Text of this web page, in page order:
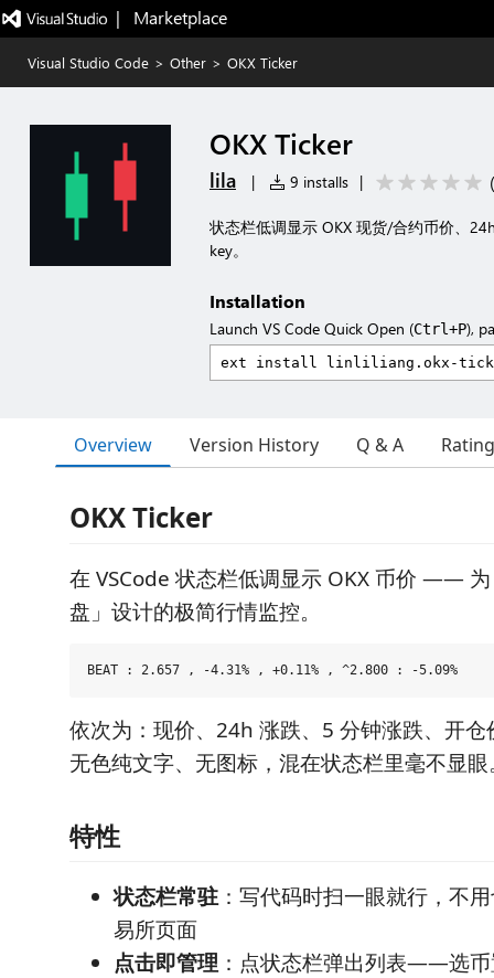
|   Marketplace
Visual Studio Code > Other > OKX Ticker
OKX Ticker
lila | 9 installs | (
状态栏低调显示 OKX 现货/合约币价、
key。
Installation
Launch VS Code Quick Open (Ctrl+P),
Overview Version History Q & A
OKX Ticker
在 VSCode 状态栏低调显示 OKX 币价 ——
盘」设计的极简行情监控。
依次为：现价、24h 涨跌、5 分钟涨跌、开
无色纯文字、无图标，混在状态栏里毫不显眼
特性
状态栏常驻：写代码时扫一眼就行，不
易所页面
点击即管理 ：点状态栏弹出列表——选